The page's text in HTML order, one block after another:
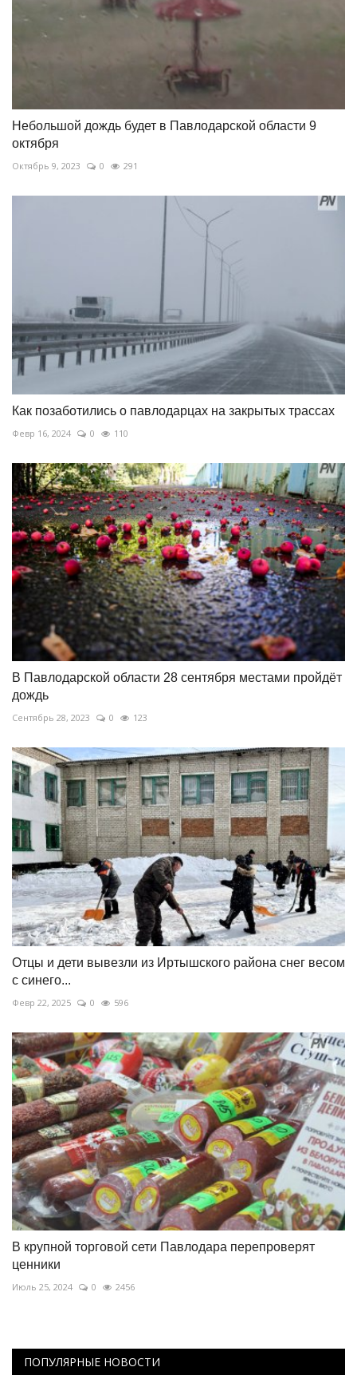
Небольшой дождь будет в Павлодарской области 9
октября
Октябрь 9, 2023 0 291
Как позаботились о павлодарцах на закрытых трассах
Февр 16, 2024 0 110
В Павлодарской области 28 сентября местами пройдёт
дождь
Сентябрь 28, 2023 0 123
Отцы и дети вывезли из Иртышского района снег весом
с синего...
Февр 22, 2025 0 596
В крупной торговой сети Павлодара перепроверят
ценники
Июль 25, 2024 0 2456
ПОПУЛЯРНЫЕ НОВОСТИ